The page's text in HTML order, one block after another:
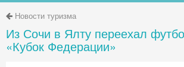
Новости туризма
Из Сочи в Ялту переехал
«Кубок Федерации»